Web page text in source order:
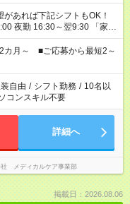
勤 16:30～翌9:30 「家族
て夕飯の準備がしたい」
、ご希望を教えてください
合計で週40時間を超える場
2カ月～ ■ご応募から最短2～
自由 / シフト勤務 / 10名以
コンスキル不要
詳細へ
社 メディカルケア事業部
掲載日：2026.08.06